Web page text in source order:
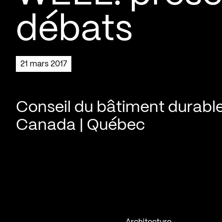
débats
21 mars 2017
Conseil du bâtiment
Canada | Québec